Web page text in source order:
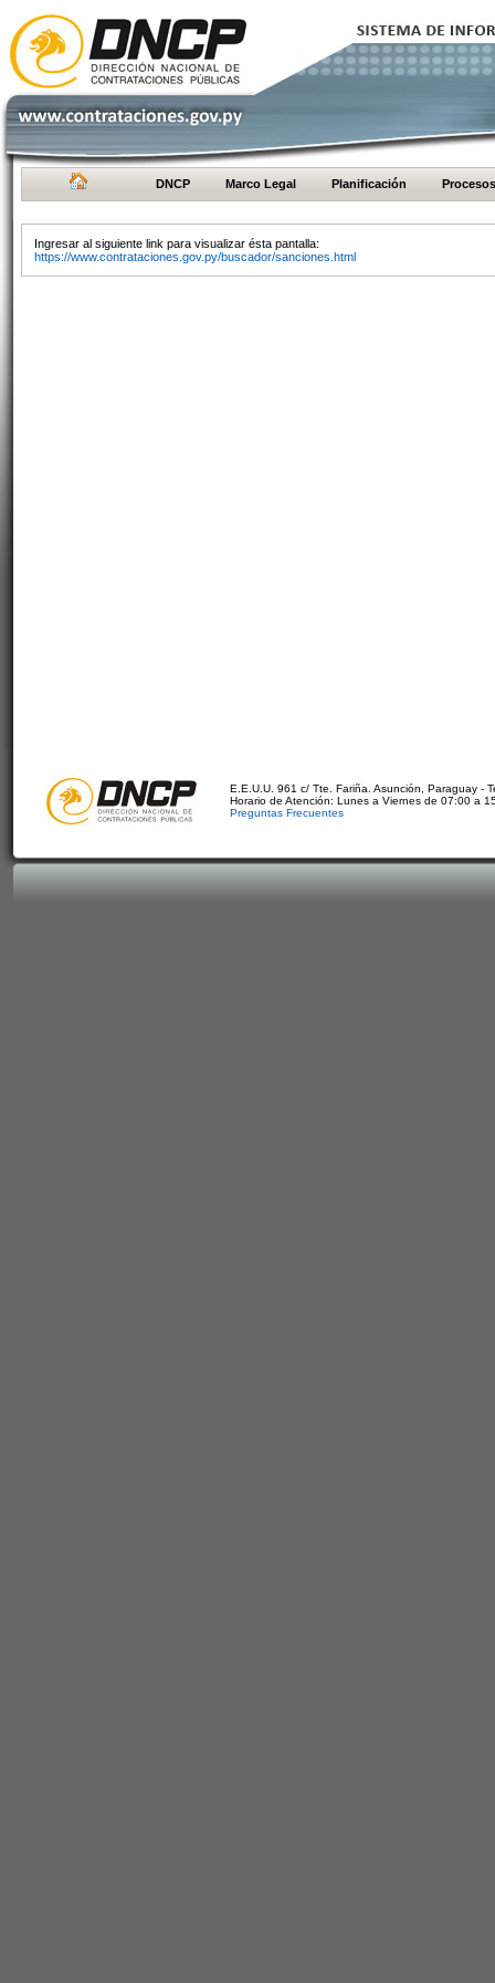
DNCP Marco Legal Planificación Procesos
Ingresar al siguiente link para visualizar ésta pantalla:
https://www.contrataciones.gov.py/buscador/sanciones.html
E.E.U.U. 961 c/ Tte. Fariña. Asunción, Paraguay -
Horario de Atención: Lunes a Viernes de 07:00 a
Preguntas Frecuentes